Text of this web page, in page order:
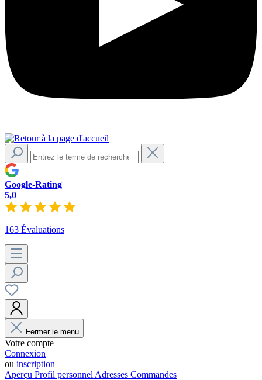
Google-Rating
5,0
163 Évaluations
Fermer le menu
Votre compte
Connexion
ou inscription
Aperçu Profil personnel Adresses Commandes